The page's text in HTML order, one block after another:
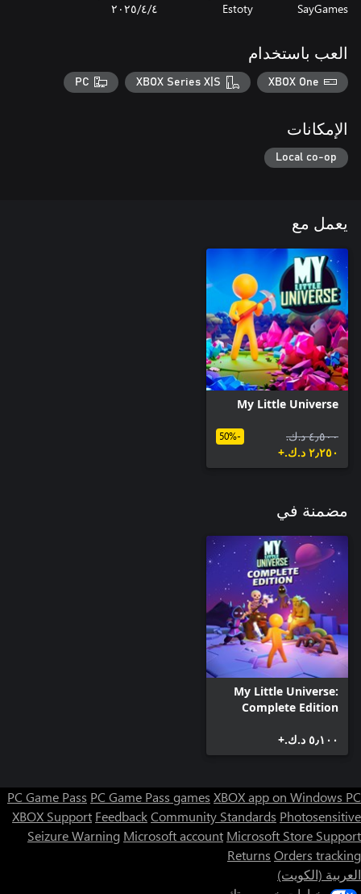
SayGames
Estoty ٤‏/٤‏/٢٠٢٥
العب باستخدام
XBOX One
XBOX Series X|S
PC
الإمكانات
Local co-op
يعمل مع
My Little Universe
٤٫٥٠٠ د.ك.‏
٢٫٢٥٠ د.ك.‏+
-50%
مضمنة في
My Little Universe:
Complete Edition
٥٫١٠٠ د.ك.‏+
PC Game Pass PC Game Pass games XBOX app on Windows PC
XBOX Support FeedbackCommunity Standards Photosensitive
Seizure Warning Microsoft account Microsoft Store Support
Returns Orders tracking
العربية (الكويت)